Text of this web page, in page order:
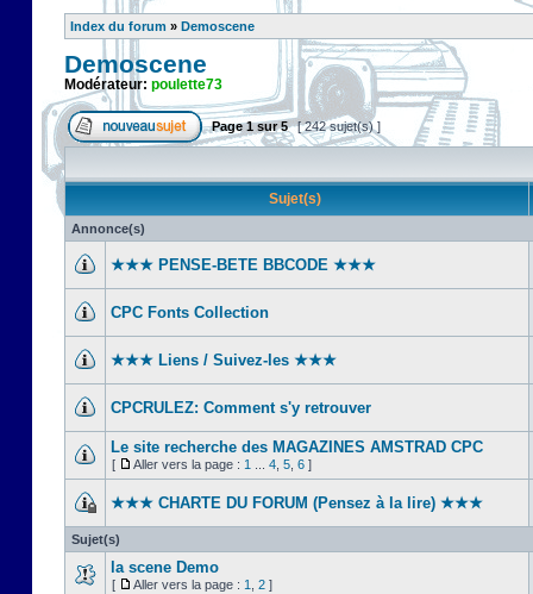
Index du forum » Demoscene
Demoscene
Modérateur: poulette73
Page1sur5 [ 242 sujet(s) ]
Sujet(s)
Annonce(s)
★★★ PENSE-BETE BBCODE ★★★
CPC Fonts Collection
★★★ Liens / Suivez-les ★★★
CPCRULEZ: Comment s'y retrouver‎
Le site recherche des MAGAZINES AMSTRAD CPC
[ Aller vers la page : 1 4 5 6 ]
★★★ CHARTE DU FORUM (Pensez à la lire) ★★★
Sujet(s)
la scene Demo
[ Aller vers la page : 1 2 ]